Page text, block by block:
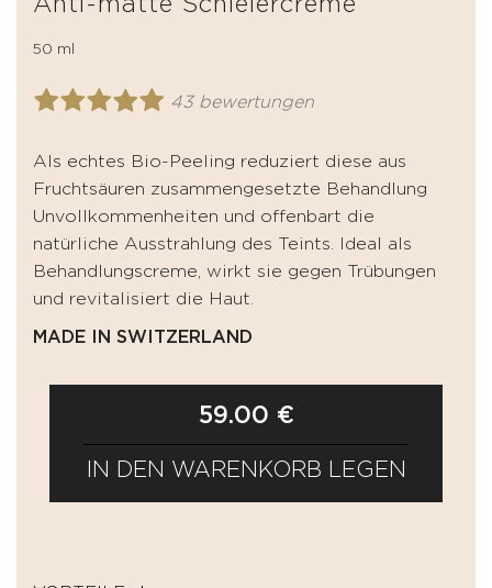
Anti-matte Schleiercreme
50 ml
43 bewertungen
Als echtes Bio-Peeling reduziert diese aus
Fruchtsäuren zusammengesetzte Behandlung
Unvollkommenheiten und offenbart die
natürliche Ausstrahlung des Teints. Ideal als
Behandlungscreme, wirkt sie gegen Trübungen
und revitalisiert die Haut.
MADE IN SWITZERLAND
59.00 €
IN DEN WARENKORB LEGEN